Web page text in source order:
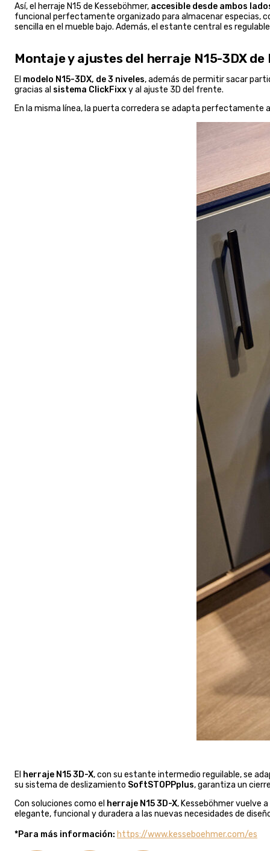
Así, el herraje N15 de Kesseböhmer, accesible desde ambos
funcional perfectamente organizado para almacenar especias,
sencilla en el mueble bajo. Además, el estante central es
Montaje y ajustes del herraje N15-3DX de
El modelo N15-3DX, de 3 niveles, además de permitir sacar
gracias al sistema ClickFixxy al ajuste 3D del frente.
En la misma línea, la puerta corredera se adapta
El herraje N15 3D-X, con su estante intermedio reguilable, se
su sistema de deslizamiento SoftSTOPPplus, garantiza un
Con soluciones como el herraje N15 3D-X, Kesseböhmer vuelve
elegante, funcional y duradera a las nuevas necesidades de
*Para más información: https://www.kesseboehmer.com/es